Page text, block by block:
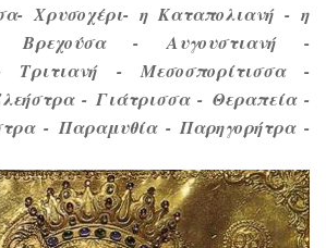
Χρυσοχέρι- η Καταπολιανή - η
Βρεχούσα - Αυγουστιανή -
Τριτιανή - Μεσοσπορίτισσα -
- Γιάτρισσα - Θεραπεία -
- Παραμυθία - Παρηγορήτρα -